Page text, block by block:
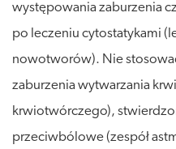
występowania zaburzenia
po leczeniu cytostatykami
nowotworów). Nie
zaburzenia wytwarzania
krwiotwórczego),
przeciwbólowe (zespół